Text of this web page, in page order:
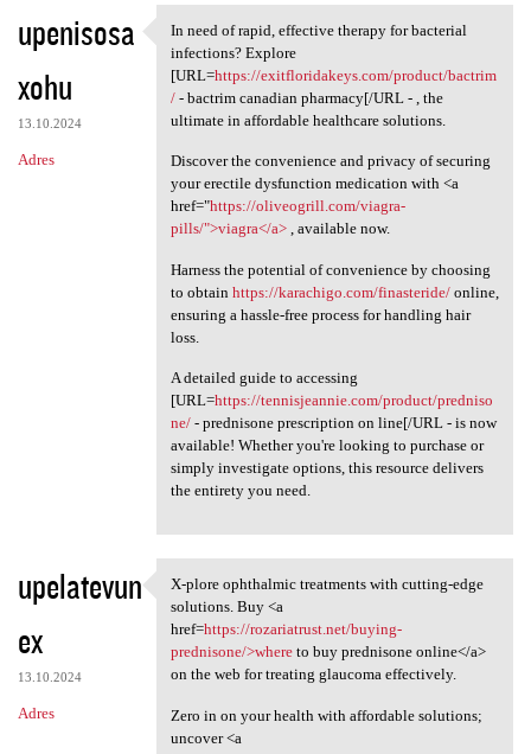
upenisosa
xohu
13.10.2024
Adres
In need of rapid, effective
In need of rapid, effective therapy for bacterial
infections? Explore
[URL=https://exitfloridakeys.com/product/bactrim
/- bactrim canadian pharmacy[/URL - , the
ultimate in affordable healthcare solutions.
Discover the convenience and privacy of securing
your erectile dysfunction medication with <a
href="https://oliveogrill.com/viagra-
pills/">viagra</a>, available now.
Harness the potential of convenience by choosing
to obtain https://karachigo.com/finasteride/online,
ensuring a hassle-free process for handling hair
loss.
A detailed guide to accessing
[URL=https://tennisjeannie.com/product/predniso
ne/- prednisone prescription on line[/URL - is now
available! Whether you're looking to purchase or
simply investigate options, this resource delivers
the entirety you need.
upelatevun
ex
13.10.2024
Adres
X-plore ophthalmic treatments
X-plore ophthalmic treatments with cutting-edge
solutions. Buy <a
href=https://rozariatrust.net/buying-
prednisone/>whereto buy prednisone online</a>
on the web for treating glaucoma effectively.
Zero in on your health with affordable solutions;
uncover <a